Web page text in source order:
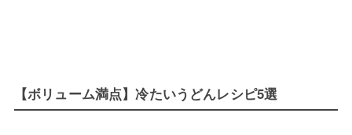
【ボリューム満点】冷たいうどんレシピ5選